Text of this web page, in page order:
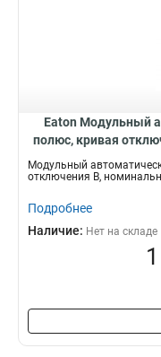
Eaton Модульный
полюс, кривая
Модульный
отключения B,
Подробнее
Наличие: Нет на складе